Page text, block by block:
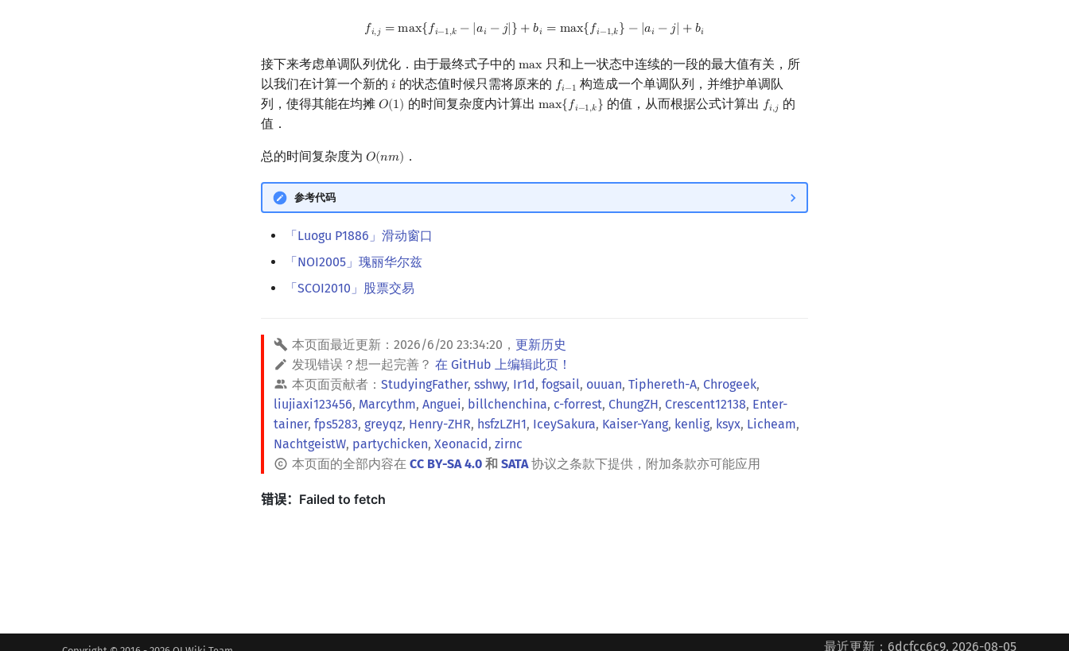
𝑓𝑖,𝑗 = max{𝑓𝑖−1,𝑘 − |𝑎𝑖 −𝑗|} +𝑏𝑖 = max{𝑓𝑖−1,𝑘} − |𝑎𝑖 −𝑗| +𝑏𝑖
f,j=max { f−1 ,k − |a i−j| }+bi= max{f− 1,k − | a i−j |+ b i
接下来考虑单调队列优化．由于最终式子中的 max
max只和上一状态中连续的一段的最大值有关，所
以我们在计算一个新的 𝑖
i 的状态值时候只需将原来的 𝑓𝑖−1
f−1 构造成一个单调队列，并维护单调队
列，使得其能在均摊 𝑂(1)
O(1) 的时间复杂度内计算出 max{𝑓𝑖−1,𝑘}
max{f−1,k} 的值，从而根据公式计算出 𝑓𝑖,𝑗
f,j 的
值．
总的时间复杂度为 𝑂(𝑛𝑚)
O(nm) ．
参考代码
「Luogu P1886」滑动窗口
「NOI2005」瑰丽华尔兹
「SCOI2010」股票交易
本页面最近更新： 2026/6/20 23:34:20 ， 更新历史
发现错误？想一起完善？ 在 GitHub 上编辑此页！
本页面贡献者： StudyingFather, sshwy, Ir1d , fogsail, ouuan, Tiphereth-A, Chrogeek,
liujiaxi123456, Marcythm, Anguei, billchenchina, c-forrest, ChungZH, Crescent12138, Enter-
tainer, fps5283, greyqz, Henry-ZHR, hsfzLZH1, IceySakura, Kaiser-Yang, kenlig, ksyx, Licheam,
NachtgeistW, partychicken, Xeonacid , zirnc
本页面的全部内容在 CC BY-SA 4.0 和 SATA协议之条款下提供，附加条款亦可能应用
最近更新：6dcfcc6c9, 2026-08-05